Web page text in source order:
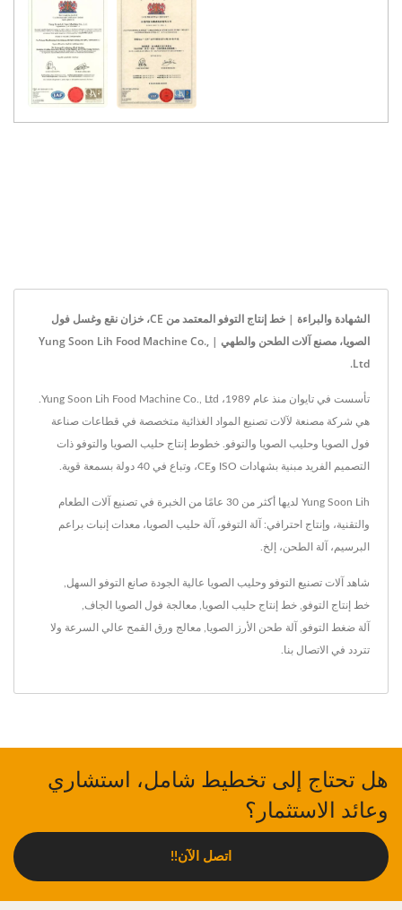
الشهادة والبراءة | خط إنتاج التوفو المعتمد من CE، خزان نقع وغسل فول
الصويا، مصنع آلات الطحن والطهي | Yung Soon Lih Food Machine Co.,
Ltd.
هي شركة مصنعة لآلات تصنيع المواد الغذائية متخصصة في قطاعات صناعة
فول الصويا وحليب الصويا والتوفو. خطوط إنتاج حليب الصويا والتوفو ذات
التصميم الفريد مبنية بشهادات ISO وCE، وتباع في 40 دولة بسمعة قوية.
Yung Soon Lih لديها أكثر من 30 عامًا من الخبرة في تصنيع آلات الطعام
والتقنية، وإنتاج احترافي: آلة التوفو، آلة حليب الصويا، معدات إنبات براعم
البرسيم، آلة الطحن، إلخ.
شاهد آلات تصنيع التوفو وحليب الصويا عالية الجودة صانع التوفو السهل
خط إنتاج التوفو خط إنتاج حليب الصويا معالجة فول الصويا الجاف
آلة ضغط التوفو آلة طحن الأرز الصويا معالج ورق القمح عالي السرعة ولا
تتردد في الاتصال بنا
هل تحتاج إلى تخطيط شامل، استشاري
وعائد الاستثمار؟
اتصل الآن!!